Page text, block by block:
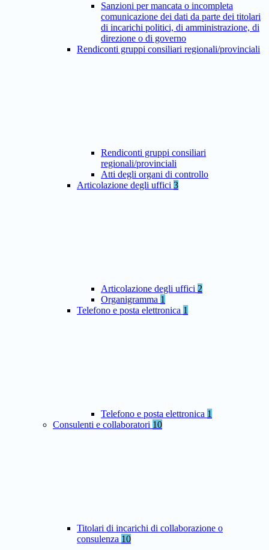
Sanzioni per mancata o incompleta
comunicazione dei dati da parte dei titolari
di incarichi politici, di amministrazione, di
direzione o di governo
Rendiconti gruppi consiliari regionali/provinciali
Rendiconti gruppi consiliari
regionali/provinciali
Atti degli organi di controllo
Articolazione degli uffici 3
Articolazione degli uffici 2
Organigramma 1
Telefono e posta elettronica 1
Telefono e posta elettronica 1
Consulenti e collaboratori 10
Titolari di incarichi di collaborazione o
consulenza 10